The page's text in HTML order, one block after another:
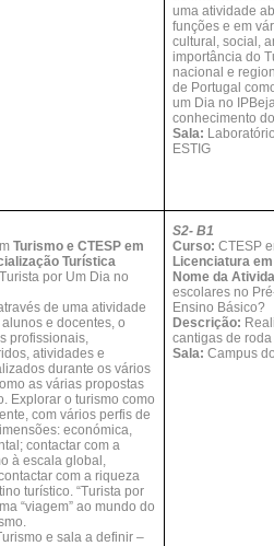
uma atividade
funções e em
cultural, social,
importância do
nacional e
de Portugal
um Dia no
conhecimento
Sala:
ESTIG
Turismo e CTESP em
Turística
por Um Dia no
de uma atividade
e docentes, o
profissionais,
atividades e
durante os vários
as várias propostas
Explorar o turismo como
com vários perfis de
económica,
contactar com a
à escala global,
com a riqueza
turístico. “Turista por
“viagem” ao mundo do
e sala a definir –
S2- B1
Curso:CTESP
Licenciatura
Nome da
escolares no
Ensino Básico?
Descrição:
cantigas de
Sala:Campus